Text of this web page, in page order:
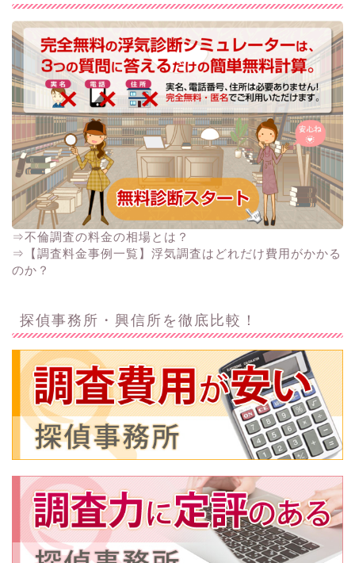
⇒不倫調査の料金の相場とは？
⇒【調査料金事例一覧】浮気調査はどれだけ費用がかかる
のか？
探偵事務所・興信所を徹底比較！